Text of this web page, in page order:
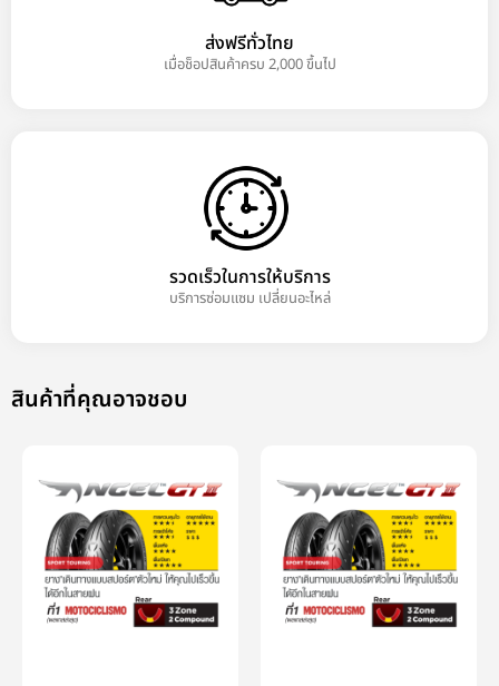
ส่งฟรีทั่วไทย
เมื่อช็อปสินค้าครบ 2,000 ขึ้นไป
รวดเร็วในการให้บริการ
บริการซ่อมแซม เปลี่ยนอะไหล่
สินค้าที่คุณอาจชอบ